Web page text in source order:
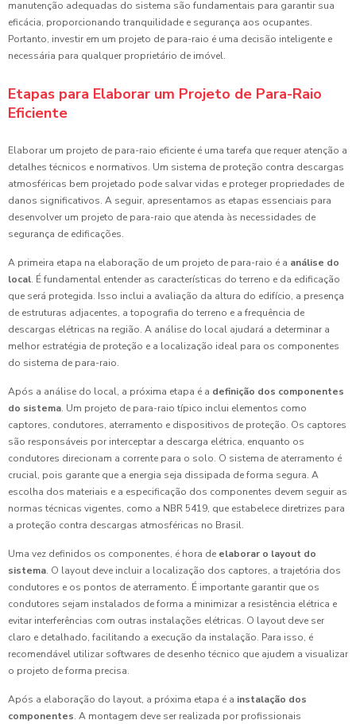
manutenção adequadas do sistema são fundamentais para garantir sua
eficácia, proporcionando tranquilidade e segurança aos ocupantes.
Portanto, investir em um projeto de para-raio é uma decisão inteligente e
necessária para qualquer proprietário de imóvel.
Etapas para Elaborar um Projeto de Para-Raio
Eficiente
Elaborar um projeto de para-raio eficiente é uma tarefa que requer atenção a
detalhes técnicos e normativos. Um sistema de proteção contra descargas
atmosféricas bem projetado pode salvar vidas e proteger propriedades de
danos significativos. A seguir, apresentamos as etapas essenciais para
desenvolver um projeto de para-raio que atenda às necessidades de
segurança de edificações.
A primeira etapa na elaboração de um projeto de para-raio é a análise do
local. É fundamental entender as características do terreno e da edificação
que será protegida. Isso inclui a avaliação da altura do edifício, a presença
de estruturas adjacentes, a topografia do terreno e a frequência de
descargas elétricas na região. A análise do local ajudará a determinar a
melhor estratégia de proteção e a localização ideal para os componentes
do sistema de para-raio.
Após a análise do local, a próxima etapa é a definição dos componentes
do sistema. Um projeto de para-raio típico inclui elementos como
captores, condutores, aterramento e dispositivos de proteção. Os captores
são responsáveis por interceptar a descarga elétrica, enquanto os
condutores direcionam a corrente para o solo. O sistema de aterramento é
crucial, pois garante que a energia seja dissipada de forma segura. A
escolha dos materiais e a especificação dos componentes devem seguir as
normas técnicas vigentes, como a NBR 5419, que estabelece diretrizes para
a proteção contra descargas atmosféricas no Brasil.
Uma vez definidos os componentes, é hora de elaborar o layout do
sistema. O layout deve incluir a localização dos captores, a trajetória dos
condutores e os pontos de aterramento. É importante garantir que os
condutores sejam instalados de forma a minimizar a resistência elétrica e
evitar interferências com outras instalações elétricas. O layout deve ser
claro e detalhado, facilitando a execução da instalação. Para isso, é
recomendável utilizar softwares de desenho técnico que ajudem a visualizar
o projeto de forma precisa.
Após a elaboração do layout, a próxima etapa é a instalação dos
componentes. A montagem deve ser realizada por profissionais